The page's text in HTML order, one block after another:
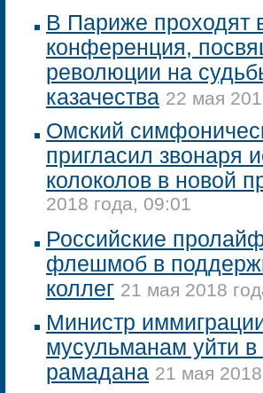
В Париже проходят
конференция,
революции на
казачества 22 мая
Омский
пригласил звонаря
колоколов в новой
2018 года, 09:01
Российские
флешмоб в
коллег 21 мая 2018
Министр
мусульманам уйти в
рамадана 21 мая